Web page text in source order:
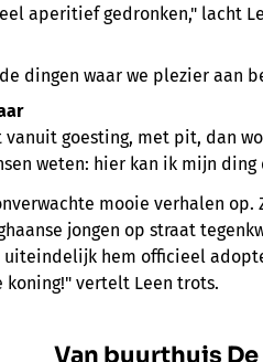
aperitief gedronken," lacht
dingen waar we plezier aan
vanuit goesting, met pit, dan
weten: hier kan ik mijn ding
mooie verhalen op.
jongen op straat
hem officieel
vertelt Leen trots.
Van buurthuis